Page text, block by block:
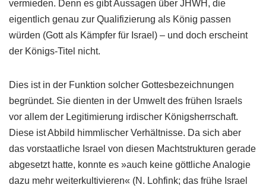
vermieden. Denn es gibt Aussagen über JHWH, die
eigentlich genau zur Qualifizierung als König passen
würden (Gott als Kämpfer für Israel) – und doch erscheint
der Königs-Titel nicht.
Dies ist in der Funktion solcher Gottesbezeichnungen
begründet. Sie dienten in der Umwelt des frühen Israels
vor allem der Legitimierung irdischer Königsherrschaft.
Diese ist Abbild himmlischer Verhältnisse. Da sich aber
das vorstaatliche Israel von diesen Machtstrukturen gerade
abgesetzt hatte, konnte es »auch keine göttliche Analogie
dazu mehr weiterkultivieren« (N. Lohfink; das frühe Israel